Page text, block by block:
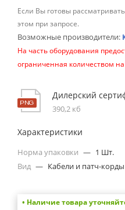
Если Вы готовы
этом при запросе.
Возможные производители:
На часть оборудования
ограниченная количеством
Дилерский
390,2 кб
Характеристики
Норма упаковки — 1 Шт.
Вид — Кабели и патч-корды
• Наличие товара